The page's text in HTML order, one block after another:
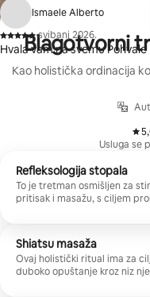
Blagotvorni
Kao holistička ordinacija
,
Usluga se
Refleksologija stopala
To je tretman osmišljen za
pritisak i masažu, s ciljem
Shiatsu masaža
Ovaj holistički ritual ima za
duboko opuštanje kroz niz
Ismaele Alberto
, ·svibanj 2026.
Hvala vam na svemu Pohvale